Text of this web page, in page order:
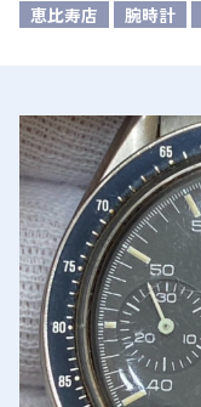
恵比寿店 腕時計